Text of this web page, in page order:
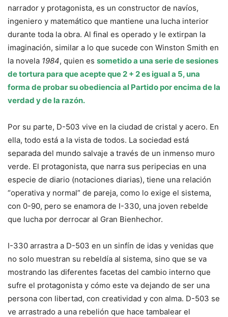
narrador y protagonista, es un constructor de navíos,
ingeniero y matemático que mantiene una lucha interior
durante toda la obra. Al final es operado y le extirpan la
imaginación, similar a lo que sucede con Winston Smith en
la novela 1984, quien es sometido a una serie de sesiones
de tortura para que acepte que 2 + 2 es igual a 5, una
forma de probar su obediencia al Partido por encima de la
verdad y de la razón.
Por su parte, D-503 vive en la ciudad de cristal y acero. En
ella, todo está a la vista de todos. La sociedad está
separada del mundo salvaje a través de un inmenso muro
verde. El protagonista, que narra sus peripecias en una
especie de diario (notaciones diarias), tiene una relación
“operativa y normal” de pareja, como lo exige el sistema,
con 0-90, pero se enamora de I-330, una joven rebelde
que lucha por derrocar al Gran Bienhechor.
I-330 arrastra a D-503 en un sinfín de idas y venidas que
no solo muestran su rebeldía al sistema, sino que se va
mostrando las diferentes facetas del cambio interno que
sufre el protagonista y cómo este va dejando de ser una
persona con libertad, con creatividad y con alma. D-503 se
ve arrastrado a una rebelión que hace tambalear el